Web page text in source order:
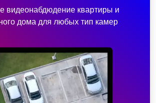
видеонабдюдение квартиры и
дома для любых тип камер